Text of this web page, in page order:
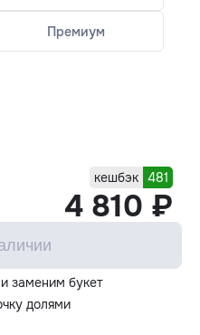
Премиум
кешбэк 481
4 810 ₽
заменим букет
долями